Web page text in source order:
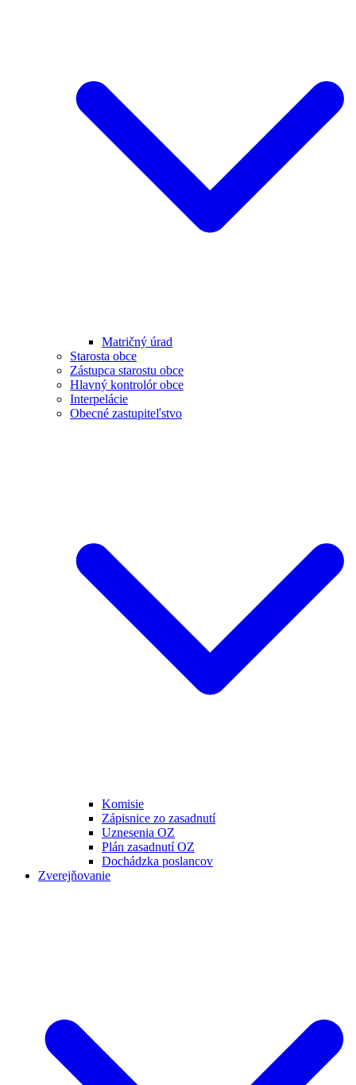
Matričný úrad
Starosta obce
Zástupca starostu obce
Hlavný kontrolór obce
Interpelácie
Obecné zastupiteľstvo
Komisie
Zápisnice zo zasadnutí
Uznesenia OZ
Plán zasadnutí OZ
Dochádzka poslancov
Zverejňovanie